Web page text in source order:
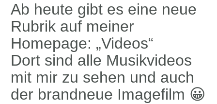
Ab heute gibt es eine neue
Rubrik auf meiner
Homepage: „Videos“
Dort sind alle Musikvideos
mit mir zu sehen und auch
der brandneue Imagefilm 😀